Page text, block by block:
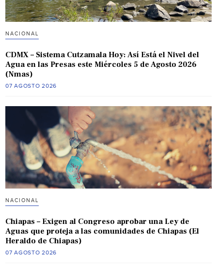
NACIONAL
CDMX – Sistema Cutzamala Hoy: Así Está el Nivel del
Agua en las Presas este Miércoles 5 de Agosto 2026
(Nmas)
07 AGOSTO 2026
NACIONAL
Chiapas – Exigen al Congreso aprobar una Ley de
Aguas que proteja a las comunidades de Chiapas (El
Heraldo de Chiapas)
07 AGOSTO 2026